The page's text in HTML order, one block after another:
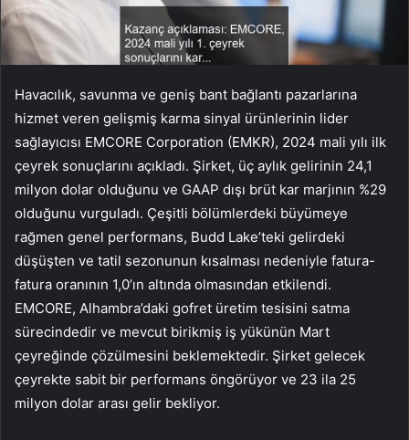
Havacılık, savunma ve geniş bant bağlantı pazarlarına
hizmet veren gelişmiş karma sinyal ürünlerinin lider
sağlayıcısı EMCORE Corporation (EMKR), 2024 mali yılı ilk
çeyrek sonuçlarını açıkladı. Şirket, üç aylık gelirinin 24,1
milyon dolar olduğunu ve GAAP dışı brüt kar marjının %29
olduğunu vurguladı. Çeşitli bölümlerdeki büyümeye
rağmen genel performans, Budd Lake’teki gelirdeki
düşüşten ve tatil sezonunun kısalması nedeniyle fatura-
fatura oranının 1,0’ın altında olmasından etkilendi.
EMCORE, Alhambra’daki gofret üretim tesisini satma
sürecindedir ve mevcut birikmiş iş yükünün Mart
çeyreğinde çözülmesini beklemektedir. Şirket gelecek
çeyrekte sabit bir performans öngörüyor ve 23 ila 25
milyon dolar arası gelir bekliyor.